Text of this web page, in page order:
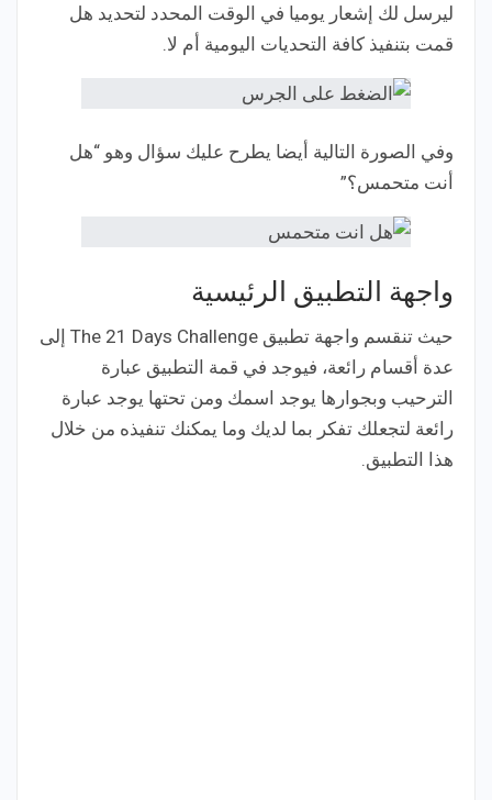
ليرسل لك إشعار يوميا في الوقت المحدد لتحديد هل
قمت بتنفيذ كافة التحديات اليومية أم لا.
وفي الصورة التالية أيضا يطرح عليك سؤال وهو “هل
أنت متحمس؟”
واجهة التطبيق الرئيسية
حيث تنقسم واجهة تطبيق The 21 Days Challenge إلى
عدة أقسام رائعة، فيوجد في قمة التطبيق عبارة
الترحيب وبجوارها يوجد اسمك ومن تحتها يوجد عبارة
رائعة لتجعلك تفكر بما لديك وما يمكنك تنفيذه من خلال
هذا التطبيق.